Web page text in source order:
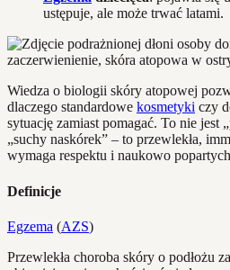
ustępuje, ale może trwać latami.
Wiedza o biologii skóry atopowej
dlaczego standardowe kosmetyki czy
sytuację zamiast pomagać. To nie jest
„suchy naskórek” – to przewlekła,
wymaga respektu i naukowo
Definicje
Egzema (AZS)
Przewlekła choroba skóry o podłożu